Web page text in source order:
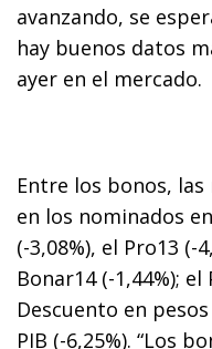
avanzando, se
hay buenos datos
ayer en el mercado.
Entre los bonos,
en los nominados
(-3,08%), el Pro13 (-
Bonar14 (-1,44%);
Descuento en
PIB (-6,25%). “Los